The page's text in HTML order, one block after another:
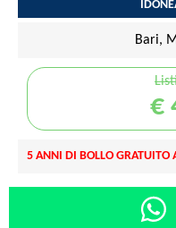
Bari,
€
5 ANNI DI BOLLO GRATUITO